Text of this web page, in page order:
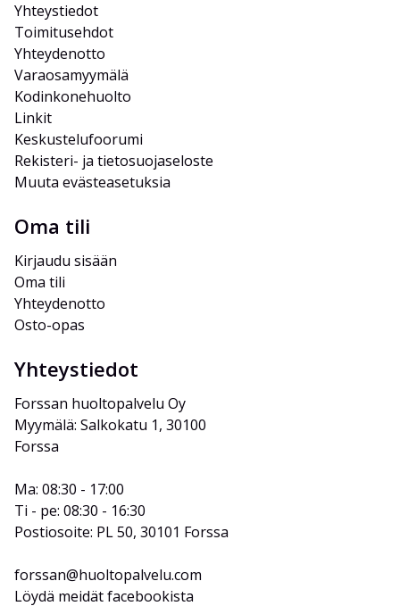
Yhteystiedot
Toimitusehdot
Yhteydenotto
Varaosamyymälä
Kodinkonehuolto
Linkit
Keskustelufoorumi
Rekisteri- ja tietosuojaseloste
Muuta evästeasetuksia
Oma tili
Kirjaudu sisään
Oma tili
Yhteydenotto
Osto-opas
Yhteystiedot
Forssan huoltopalvelu Oy
Myymälä: Salkokatu 1, 30100
Forssa
Ma: 08:30 - 17:00
Ti - pe: 08:30 - 16:30
Postiosoite: PL 50, 30101 Forssa
forssan@huoltopalvelu.com
Löydä meidät facebookista